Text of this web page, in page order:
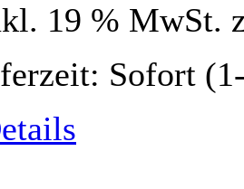
19 % MwSt.
Sofort